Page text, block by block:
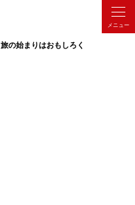
旅の始まりはおもしろく